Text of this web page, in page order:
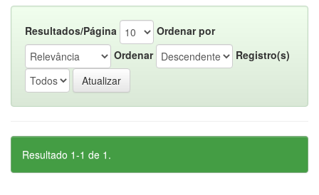
Resultados/Página
Ordenar por
Ordenar
Registro(s)
Resultado 1-1 de 1.